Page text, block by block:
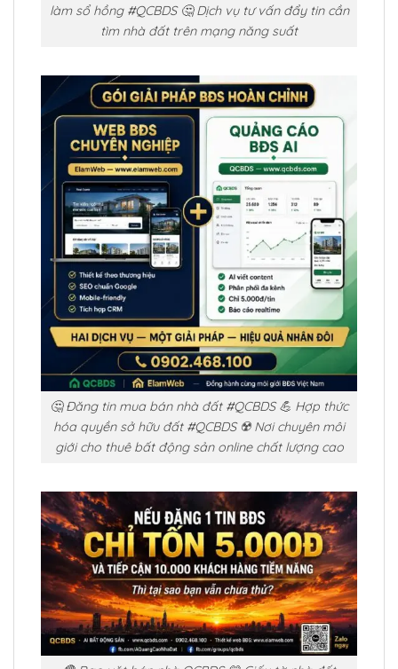
làm sổ hồng #QCBDS 🤔 Dịch vụ tư vấn đẩy tin cần
tìm nhà đất trên mạng năng suất
🤔 Đăng tin mua bán nhà đất #QCBDS 💪 Hợp thức
hóa quyền sở hữu đất #QCBDS ☢️ Nơi chuyên môi
giới cho thuê bất động sản online chất lượng cao